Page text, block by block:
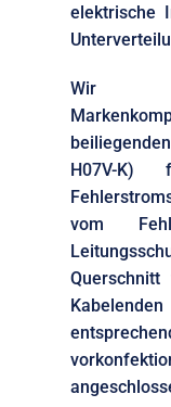
elektrische
Wir
H07V-
vom